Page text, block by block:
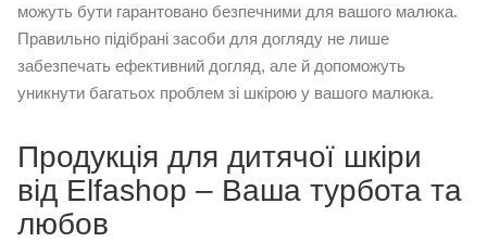
можуть бути гарантовано безпечними для вашого малюка.
Правильно підібрані засоби для догляду не лише
забезпечать ефективний догляд, але й допоможуть
уникнути багатьох проблем зі шкірою у вашого малюка.
Продукція для дитячої шкіри
від Elfashop – Ваша турбота та
любов